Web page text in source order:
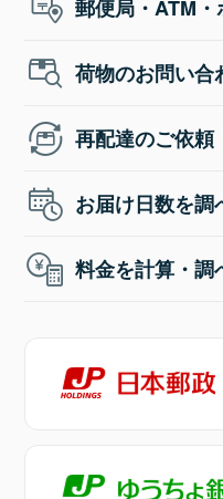
郵便局・ATM
荷物のお問い合
再配達のご依頼
お届け日数を調
料金を計算・調